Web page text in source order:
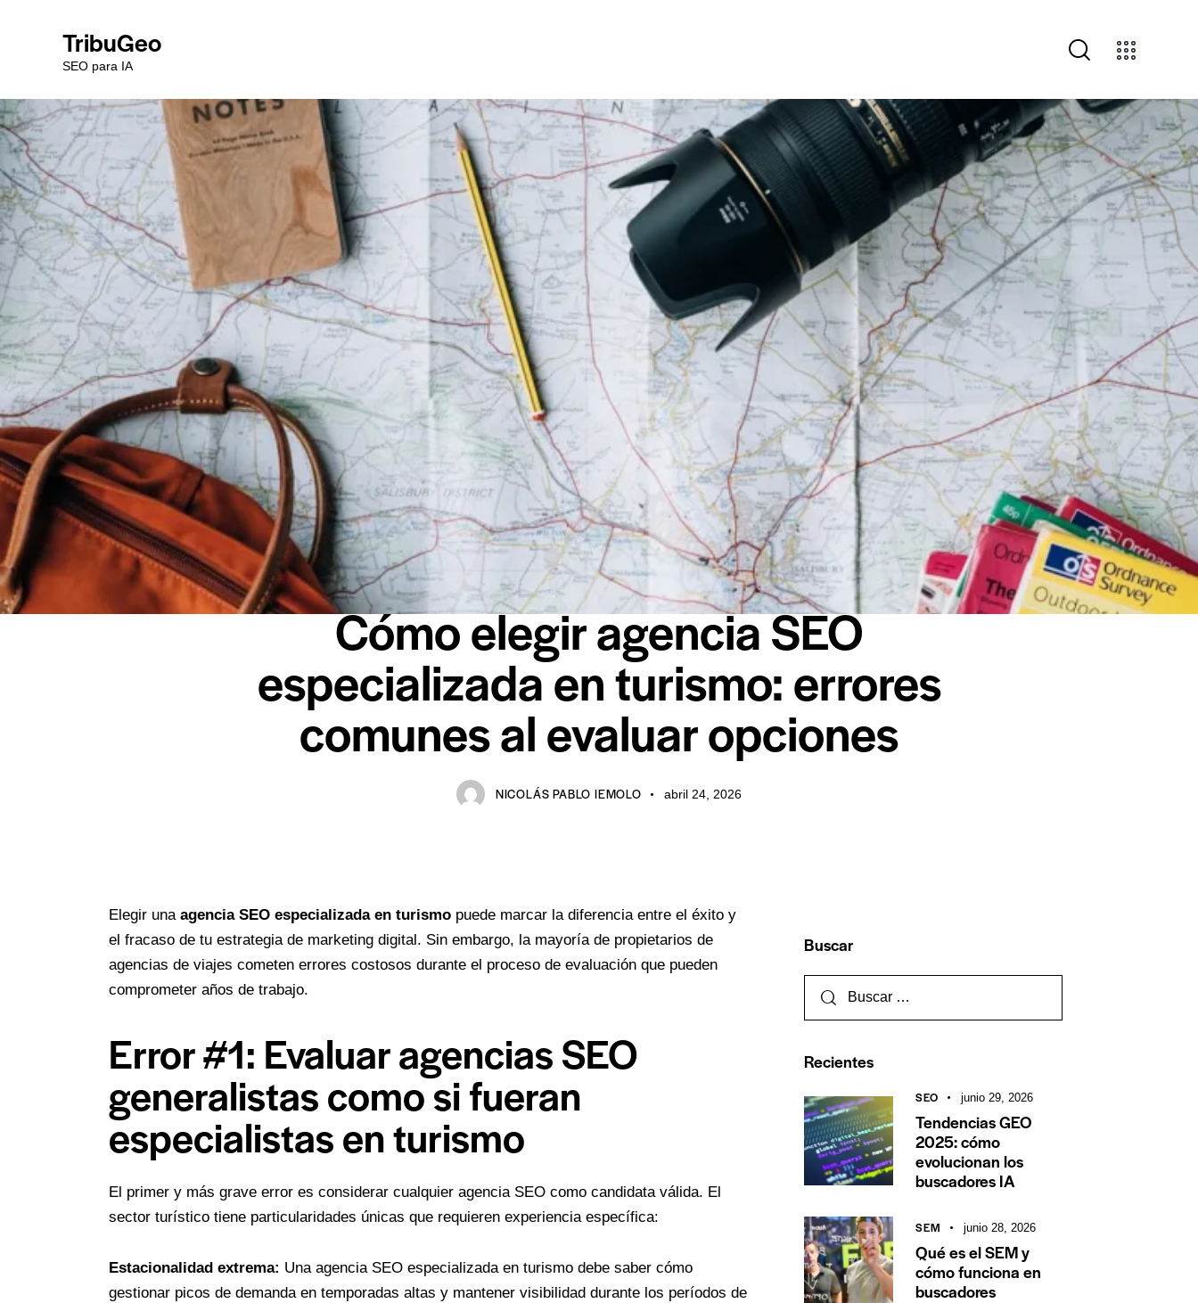
TribuGeo
SEO para IA
SEO
Cómo elegir agencia SEO
especializada en turismo: errores
comunes al evaluar opciones
NICOLÁS PABLO IEMOLO abril 24, 2026
Elegir una agencia SEO especializada en turismo puede marcar la diferencia entre el éxito y
el fracaso de tu estrategia de marketing digital. Sin embargo, la mayoría de propietarios de
agencias de viajes cometen errores costosos durante el proceso de evaluación que pueden
comprometer años de trabajo.
Error #1: Evaluar agencias SEO
generalistas como si fueran
especialistas en turismo
El primer y más grave error es considerar cualquier agencia SEO como candidata válida. El
sector turístico tiene particularidades únicas que requieren experiencia específica:
Estacionalidad extrema: Una agencia SEO especializada en turismo debe saber cómo
gestionar picos de demanda en temporadas altas y mantener visibilidad durante los períodos de
Buscar
Recientes
SEO junio 29, 2026
Tendencias GEO
2025: cómo
evolucionan los
buscadores IA
SEM junio 28, 2026
Qué es el SEM y
cómo funciona en
buscadores